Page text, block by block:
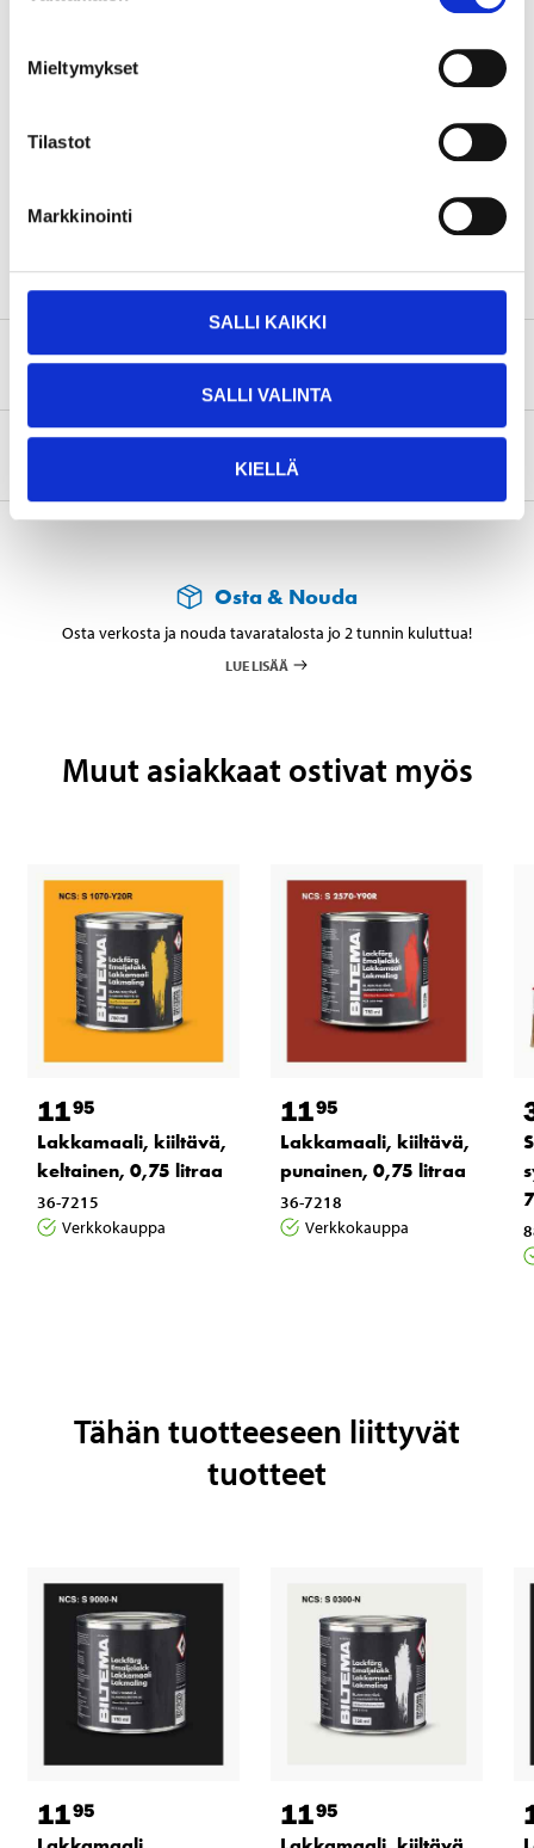
Mieltymykset
Tilastot
Markkinointi
SALLI KAIKKI
SALLI VALINTA
KIELLÄ
Maalattavissa 24 tuntia (lämpötilassa 20
Turvallisuustiedot ja muut asiakirjat
Osta & Nouda
Osta verkosta ja nouda tavaratalosta jo 2 tunnin kuluttua!
LUE LISÄÄ
Muut asiakkaat ostivat myös
1195
Lakkamaali, kiiltävä,
keltainen, 0,75 litraa
36-7215
Verkkokauppa
1195
Lakkamaali, kiiltävä,
punainen, 0,75 litraa
36-7218
Verkkokauppa
Tähän tuotteeseen liittyvät
tuotteet
1195 1195